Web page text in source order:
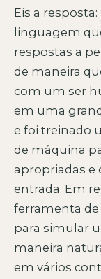
Eis a
linguagem
respostas a
de maneira
com um ser
em uma
e foi treinado
de máquina
apropriadas e
entrada. Em
ferramenta
para simular
maneira
em vários